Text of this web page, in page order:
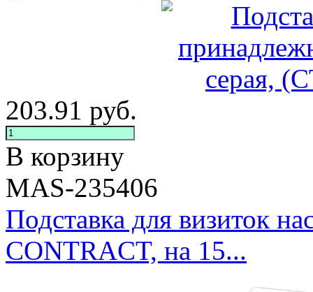
203.91 руб.
В корзину
MAS-235406
Подставка для визиток
CONTRACT, на 15...